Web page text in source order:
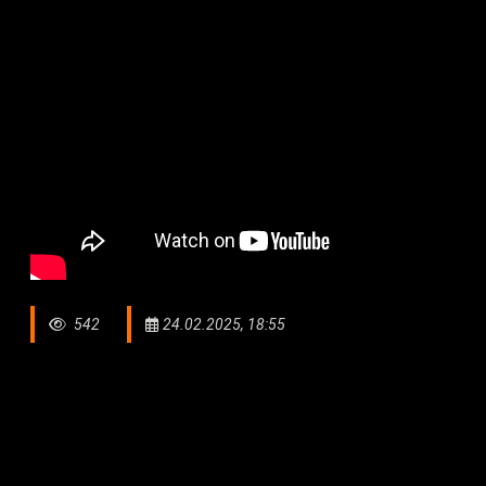
542 24.02.2025, 18:55